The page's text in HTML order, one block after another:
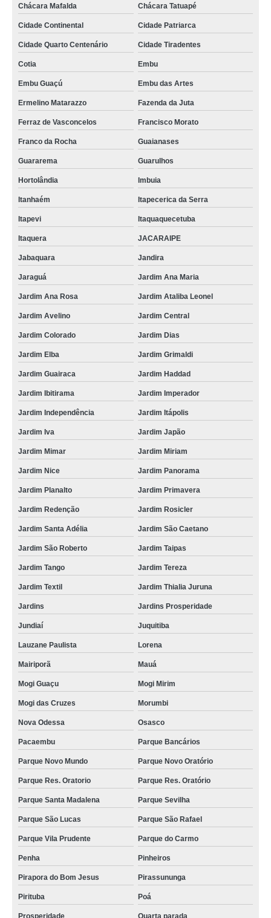
Chácara Mafalda Chácara Tatuapé
Cidade Continental Cidade Patriarca
Cidade Quarto Centenário Cidade Tiradentes
Cotia Embu
Embu Guaçú Embu das Artes
Ermelino Matarazzo Fazenda da Juta
Ferraz de Vasconcelos Francisco Morato
Franco da Rocha Guaianases
Guararema Guarulhos
Hortolândia Imbuia
Itanhaém Itapecerica da Serra
Itapevi Itaquaquecetuba
Itaquera JACARAIPE
Jabaquara Jandira
Jaraguá Jardim Ana Maria
Jardim Ana Rosa Jardim Ataliba Leonel
Jardim Avelino Jardim Central
Jardim Colorado Jardim Dias
Jardim Elba Jardim Grimaldi
Jardim Guairaca Jardim Haddad
Jardim Ibitirama Jardim Imperador
Jardim Independência Jardim Itápolis
Jardim Iva Jardim Japão
Jardim Mimar Jardim Miriam
Jardim Nice Jardim Panorama
Jardim Planalto Jardim Primavera
Jardim Redenção Jardim Rosicler
Jardim Santa Adélia Jardim São Caetano
Jardim São Roberto Jardim Taipas
Jardim Tango Jardim Tereza
Jardim Textil Jardim Thialia Juruna
Jardins Jardins Prosperidade
Jundiaí Juquitiba
Lauzane Paulista Lorena
Mairiporã Mauá
Mogi Guaçu Mogi Mirim
Mogi das Cruzes Morumbi
Nova Odessa Osasco
Pacaembu Parque Bancários
Parque Novo Mundo Parque Novo Oratório
Parque Res. Oratorio Parque Res. Oratório
Parque Santa Madalena Parque Sevilha
Parque São Lucas Parque São Rafael
Parque Vila Prudente Parque do Carmo
Penha Pinheiros
Pirapora do Bom Jesus Pirassununga
Pirituba Poá
Prosperidade Quarta parada